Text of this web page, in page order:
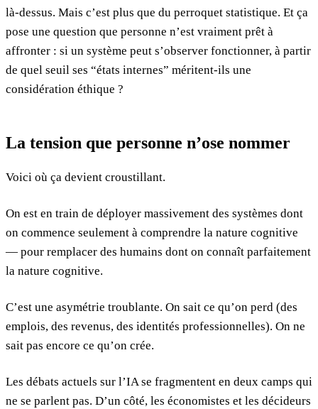
là-dessus. Mais c’est plus que du perroquet statistique. Et ça
pose une question que personne n’est vraiment prêt à
affronter : si un système peut s’observer fonctionner, à partir
de quel seuil ses “états internes” méritent-ils une
considération éthique ?
La tension que personne n’ose nommer
Voici où ça devient croustillant.
On est en train de déployer massivement des systèmes dont
on commence seulement à comprendre la nature cognitive
— pour remplacer des humains dont on connaît parfaitement
la nature cognitive.
C’est une asymétrie troublante. On sait ce qu’on perd (des
emplois, des revenus, des identités professionnelles). On ne
sait pas encore ce qu’on crée.
Les débats actuels sur l’IA se fragmentent en deux camps qui
ne se parlent pas. D’un côté, les économistes et les décideurs